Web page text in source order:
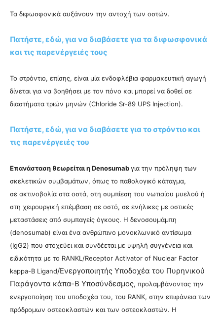
Τα διφωσφονικά αυξάνουν την αντοχή των οστών.
Πατήστε, εδώ, για να διαβάσετε για τα διφωσφονικά
και τις παρενέργειές τους
Το στρόντιο, επίσης, είναι μία ενδοφλέβια φαρμακευτική αγωγή
δίνεται για να βοηθήσει με τον πόνο και μπορεί να δοθεί σε
διαστήματα τριών μηνών (Chloride Sr-89 UPS Injection).
Πατήστε, εδώ, για να διαβάσετε για το στρόντιο και
τις παρενέργειές του
Επανάσταση θεωρείται η Denosumabγια την πρόληψη των
σκελετικών συμβαμάτων, όπως το παθολογικό κάταγμα,
σε ακτινοβολία στα οστά, στη συμπίεση του νωτιαίου μυελού ή
στη χειρουργική επέμβαση σε οστό, σε ενήλικες με οστικές
μεταστάσεις από συμπαγείς όγκους. Η δενοσουμάμπη
(denosumab) είναι ένα ανθρώπινο μονοκλωνικό αντίσωμα
(IgG2) που στοχεύει και συνδέεται με υψηλή συγγένεια και
ειδικότητα με το RANKL/Receptor Activator of Nuclear Factor
kappa-B Ligand/Ενεργοποιητής Υποδοχέα του Πυρηνικού
Παράγοντα κάπα-Β Υποσύνδεσμος, προλαμβάνοντας την
ενεργοποίηση του υποδοχέα του, του RANK, στην επιφάνεια των
πρόδρομων οστεοκλαστών και των οστεοκλαστών. Η